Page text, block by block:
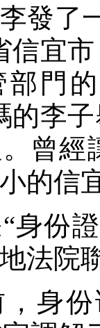
發了
信宜
部門
的李
曾經
的信
份證”
法院
份